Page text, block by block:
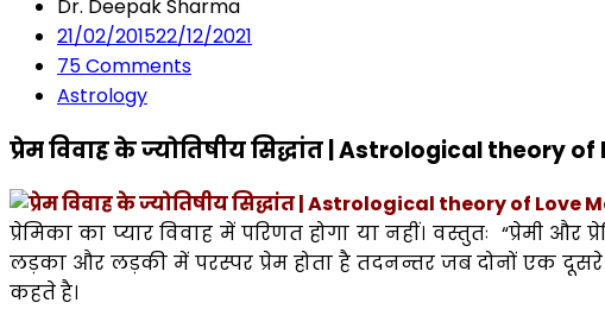
Dr. Deepak Sharma
21/02/201522/12/2021
75Comments
Astrology
प्रेम विवाह के ज्योतिषीय सिद्धांत | Astrological theory
प्रेमिका का प्यार विवाह में परिणत होगा या नहीं। वस्तुतः “प्रेमी
लड़का और लड़की में परस्पर प्रेम होता है तदनन्तर जब दोनों एक
कहते है।